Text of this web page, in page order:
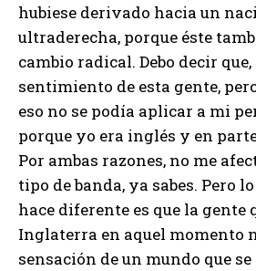
hubiese derivado hacia un
ultraderecha, porque éste
cambio radical. Debo decir
sentimiento de esta gente,
eso no se podía aplicar a mi
porque yo era inglés y en
Por ambas razones, no me
tipo de banda, ya sabes. Pero
hace diferente es que la gente
Inglaterra en aquel momento
sensación de un mundo que